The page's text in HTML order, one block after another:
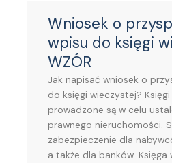
Wniosek o
wpisu do księgi
WZÓR
Jak napisać wniosek o
do księgi wieczystej?
prowadzone są w celu
prawnego nieruchomości.
zabezpieczenie dla
a także dla banków. Księga